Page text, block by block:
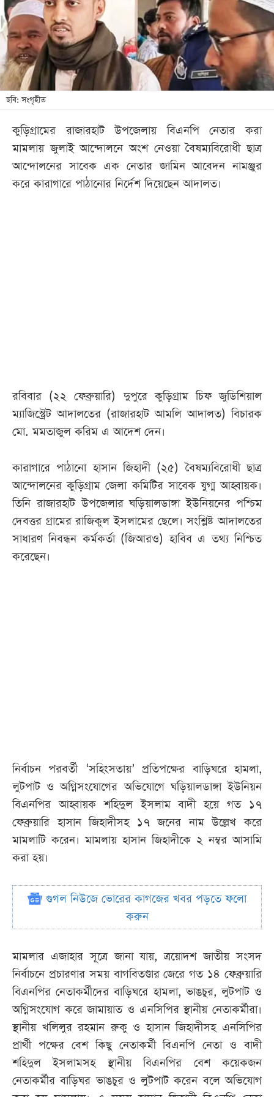
খেলা
বিনোদন
লাইফ
স্টাইল
শিক্ষা
সব
বিভাগ
ছবি: সংগৃহীত
কুড়িগ্রামের রাজারহাট উপজেলায় বিএনপি নেতার করা
মামলায় জুলাই আন্দোলনে অংশ নেওয়া বৈষম্যবিরোধী ছাত্র
আন্দোলনের সাবেক এক নেতার জামিন আবেদন নামঞ্জুর
করে কারাগারে পাঠানোর নির্দেশ দিয়েছেন আদালত।
রবিবার (২২ ফেব্রুয়ারি) দুপুরে কুড়িগ্রাম চিফ জুডিশিয়াল
ম্যাজিস্ট্রেট আদালতের (রাজারহাট আমলি আদালত) বিচারক
মো. মমতাজুল করিম এ আদেশ দেন।
কারাগারে পাঠানো হাসান জিহাদী (২৫) বৈষম্যবিরোধী ছাত্র
আন্দোলনের কুড়িগ্রাম জেলা কমিটির সাবেক যুগ্ম আহ্বায়ক।
তিনি রাজারহাট উপজেলার ঘড়িয়ালডাঙ্গা ইউনিয়নের পশ্চিম
দেবত্তর গ্রামের রাজিকুল ইসলামের ছেলে। সংশ্লিষ্ট আদালতের
সাধারণ নিবন্ধন কর্মকর্তা (জিআরও) হাবিব এ তথ্য নিশ্চিত
করেছেন।
নির্বাচন পরবর্তী ‘সহিংসতায়’ প্রতিপক্ষের বাড়িঘরে হামলা,
লুটপাট ও অগ্নিসংযোগের অভিযোগে ঘড়িয়ালডাঙ্গা ইউনিয়ন
বিএনপির আহ্বায়ক শহিদুল ইসলাম বাদী হয়ে গত ১৭
ফেব্রুয়ারি হাসান জিহাদীসহ ১৭ জনের নাম উল্লেখ করে
মামলাটি করেন। মামলায় হাসান জিহাদীকে ২ নম্বর আসামি
করা হয়।
গুগল নিউজে ভোরের কাগজের খবর পড়তে ফলো
করুন
মামলার এজাহার সূত্রে জানা যায়, ত্রয়োদশ জাতীয় সংসদ
নির্বাচনে প্রচারণার সময় বাগবিতণ্ডার জেরে গত ১৪ ফেব্রুয়ারি
বিএনপির নেতাকর্মীদের বাড়িঘরে হামলা, ভাঙচুর, লুটপাট ও
অগ্নিসংযোগ করে জামায়াত ও এনসিপির স্থানীয় নেতাকর্মীরা।
স্থানীয় খলিলুর রহমান রুকু ও হাসান জিহাদীসহ এনসিপির
প্রার্থী পক্ষের বেশ কিছু নেতাকর্মী বিএনপি নেতা ও বাদী
শহিদুল ইসলামসহ স্থানীয় বিএনপির বেশ কয়েকজন
নেতাকর্মীর বাড়িঘর ভাঙচুর ও লুটপাট করেন বলে অভিযোগ